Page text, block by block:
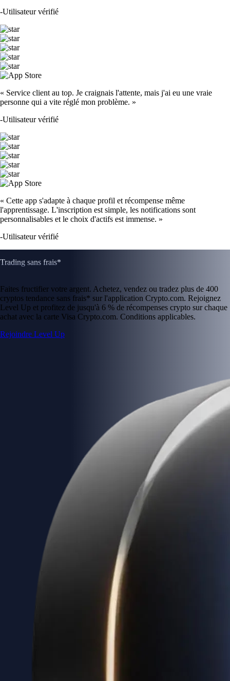
-Utilisateur vérifié
« Service client au top. Je craignais l'attente, mais j'ai eu une vraie
personne qui a vite réglé mon problème. »
-Utilisateur vérifié
« Cette app s'adapte à chaque profil et récompense même
l'apprentissage. L'inscription est simple, les notifications sont
personnalisables et le choix d'actifs est immense. »
-Utilisateur vérifié
Trading sans frais*
Faites fructifier votre argent. Achetez, vendez ou tradez plus de 400
cryptos tendance sans frais* sur l'application Crypto.com. Rejoignez
Level Up et profitez de jusqu'à 6 % de récompenses crypto sur chaque
achat avec la carte Visa Crypto.com. Conditions applicables.
Rejoindre Level Up